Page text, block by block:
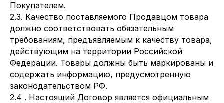
Покупателем.
2.3. Качество поставляемого Продавцом товара
должно соответствовать обязательным
требованиям, предъявляемым к качеству товара,
действующим на территории Российской
Федерации. Товары должны быть маркированы и
содержать информацию, предусмотренную
законодательством РФ.
2.4 . Настоящий Договор является официальным